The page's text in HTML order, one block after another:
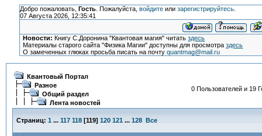
Добро пожаловать, Гость. Пожалуйста, войдитеили зарегистрируйтесь.
07 Августа 2026, 12:35:41
Новости: Книгу С.Доронина "Квантовая магия" читатьздесь
Материалы старого сайта "Физика Магии" доступны для просмотраздесь
О замеченных глюках просьба писать на почтуquantmag@mail.ru
Квантовый Портал
Разное
Общий раздел
Лента новостей
0 Пользователей и 19
Страниц: 1 ... 117 118 [119] 120 121 ... 128 Все